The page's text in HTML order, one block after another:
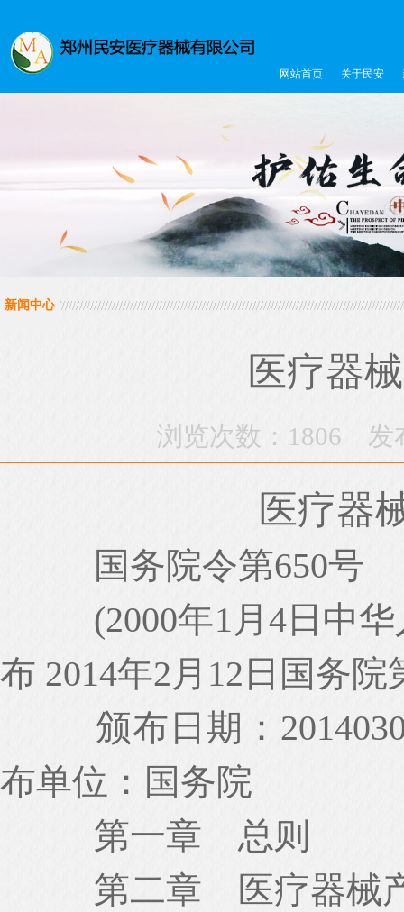
网站首页 关于民安
新闻中心
医疗器
浏览次数：1806 发
医疗器
国务院令第650号
(2000年1月4日中
布 2014年2月12日国务
颁布日期：
布单位：国务院
第一章 总则
第二章 医疗器械产